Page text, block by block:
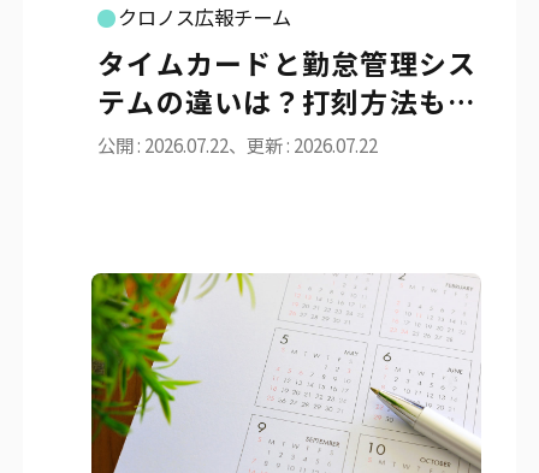
クロノス広報チーム
タイムカードと勤怠管理シス
テムの違いは？打刻方法も解
説
公開 : 2026.07.22、更新 : 2026.07.22